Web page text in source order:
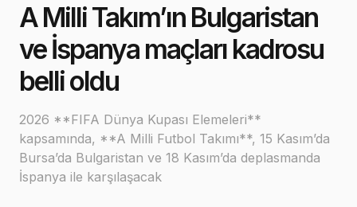
A Milli Takım’ın Bulgaristan
ve İspanya maçları kadrosu
belli oldu
2026 **FIFA Dünya Kupası Elemeleri**
kapsamında, **A Milli Futbol Takımı**, 15 Kasım’da
Bursa’da Bulgaristan ve 18 Kasım’da deplasmanda
İspanya ile karşılaşacak